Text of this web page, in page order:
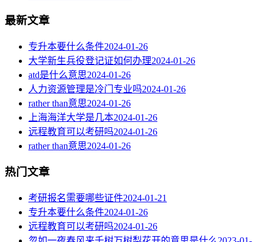
最新文章
专升本要什么条件2024-01-26
大学新生兵役登记证如何办理2024-01-26
atd是什么意思2024-01-26
人力资源管理是冷门专业吗2024-01-26
rather than意思2024-01-26
上海海洋大学是几本2024-01-26
远程教育可以考研吗2024-01-26
rather than意思2024-01-26
热门文章
考研报名需要哪些证件2024-01-21
专升本要什么条件2024-01-26
远程教育可以考研吗2024-01-26